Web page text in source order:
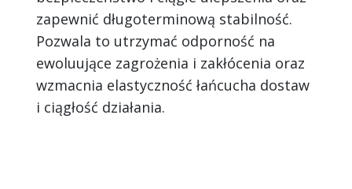
zapewnić długoterminową stabilność.
Pozwala to utrzymać odporność na
ewoluujące zagrożenia i zakłócenia oraz
wzmacnia elastyczność łańcucha dostaw
i ciągłość działania.